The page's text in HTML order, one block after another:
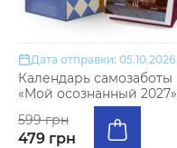
Дата отправки: 05.10.2026
Календарь самозаботы
«Мой осознанный 2027»
599 грн
479 грн